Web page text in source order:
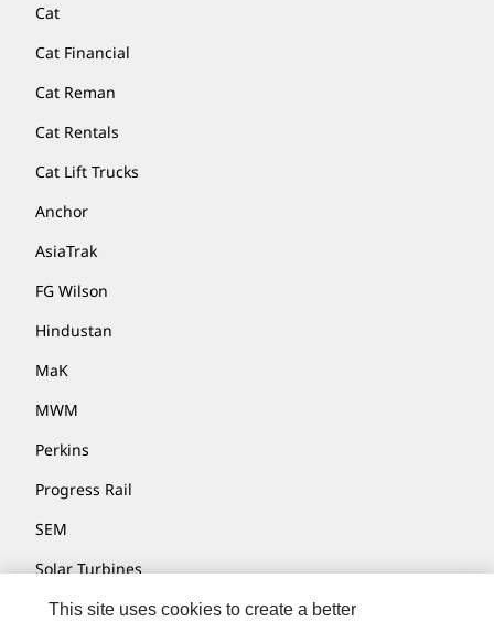
Cat
Cat Financial
Cat Reman
Cat Rentals
Cat Lift Trucks
Anchor
AsiaTrak
FG Wilson
Hindustan
MaK
MWM
Perkins
Progress Rail
SEM
Solar Turbines
SPM Oil & Gas
This site uses cookies to create a better